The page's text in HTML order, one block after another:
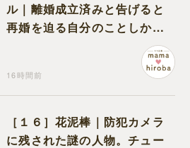
ル｜離婚成立済みと告げると
再婚を迫る自分のことしか考
16時間前
［１６］花泥棒｜防犯カメラ
に残された謎の人物。チュー